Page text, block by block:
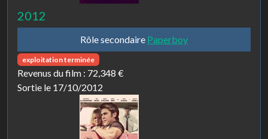
2012
Rôle secondaire Paperboy
exploitation terminée
Revenus du film : 72,348 €
Sortie le 17/10/2012